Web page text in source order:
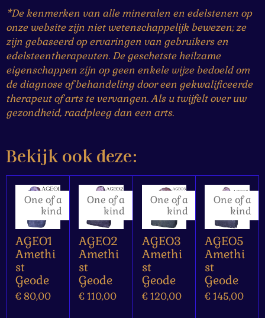
*De kenmerken van alle mineralen en edelstenen op
onze website zijn niet wetenschappelijk bewezen; ze
zijn gebaseerd op ervaringen van gebruikers en
edelsteentherapeuten. De geschetste heilzame
eigenschappen zijn op geen enkele wijze bedoeld om
de diagnose of behandeling door een gekwalificeerde
therapeut of arts te vervangen. Als u twijfelt over uw
gezondheid, raadpleeg dan een arts.
Bekijk ook deze:
One of a
kind
AGEO1
Amethi
st
Geode
€ 80,00
One of a
kind
AGEO2
Amethi
st
Geode
€ 110,00
One of a
kind
AGEO3
Amethi
st
Geode
€ 120,00
One of a
kind
AGEO5
Amethi
st
Geode
€ 145,00